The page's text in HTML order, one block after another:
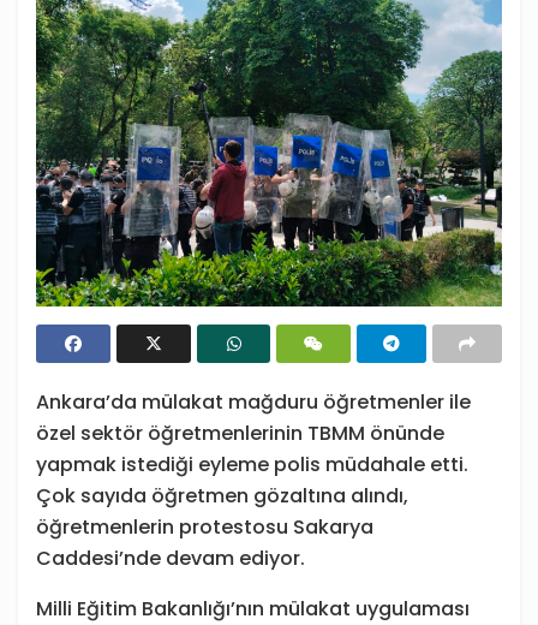
Ankara’da mülakat mağduru öğretmenler ile
özel sektör öğretmenlerinin TBMM önünde
yapmak istediği eyleme polis müdahale etti.
Çok sayıda öğretmen gözaltına alındı,
öğretmenlerin protestosu Sakarya
Caddesi’nde devam ediyor.
Milli Eğitim Bakanlığı’nın mülakat uygulaması